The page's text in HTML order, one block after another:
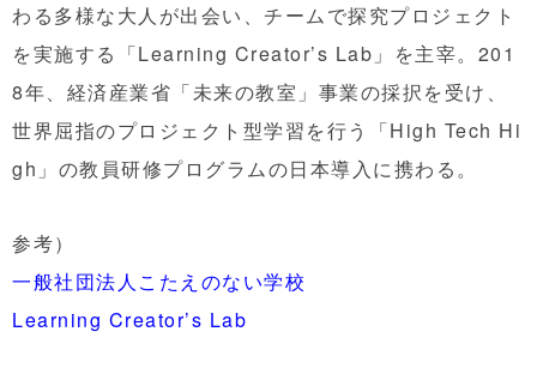
わる多様な大人が出会い、チームで探究プロジェクト
を実施する「Learning Creator’s Lab」を主宰。201
8年、経済産業省「未来の教室」事業の採択を受け、
世界屈指のプロジェクト型学習を行う「High Tech Hi
gh」の教員研修プログラムの日本導入に携わる。
参考）
一般社団法人こたえのない学校
Learning Creator’s Lab